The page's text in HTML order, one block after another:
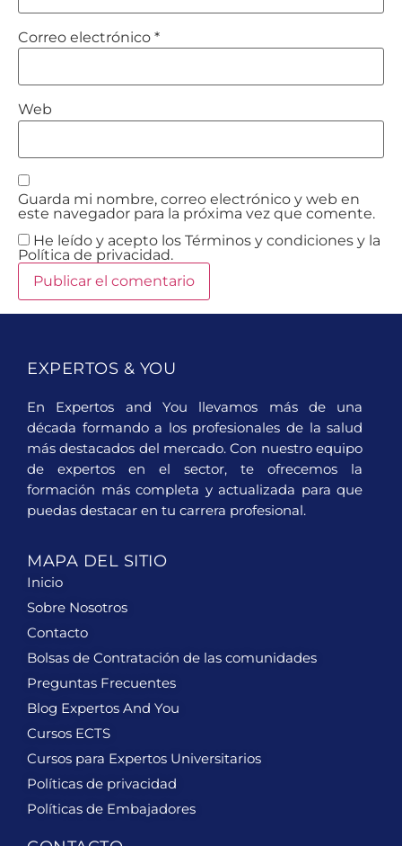
Correo electrónico *
Web
Guarda mi nombre, correo electrónico y web en
este navegador para la próxima vez que comente.
He leído y acepto los Términos y condiciones y la
Política de privacidad.
EXPERTOS & YOU
En Expertos and You llevamos más de una
década formando a los profesionales de la salud
más destacados del mercado. Con nuestro equipo
de expertos en el sector, te ofrecemos la
formación más completa y actualizada para que
puedas destacar en tu carrera profesional.
MAPA DEL SITIO
Inicio
Sobre Nosotros
Contacto
Bolsas de Contratación de las comunidades
Preguntas Frecuentes
Blog Expertos And You
Cursos ECTS
Cursos para Expertos Universitarios
Políticas de privacidad
Políticas de Embajadores